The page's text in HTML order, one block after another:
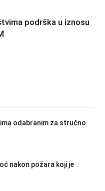
podrška u iznosu
odabranim za stručno
nakon požara koji je